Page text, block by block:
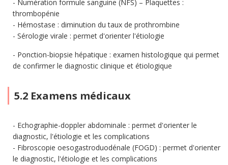
Numération formule sanguine (NFS) – Plaquettes :
thrombopénie
Hémostase : diminution du taux de prothrombine
Sérologie virale : permet d'orienter l'étiologie
Ponction-biopsie hépatique : examen histologique qui permet
de confirmer le diagnostic clinique et étiologique
5.2 Examens médicaux
Echographie-doppler abdominale : permet d'orienter le
diagnostic, l'étiologie et les complications
Fibroscopie oesogastroduodénale (FOGD) : permet d'orienter
le diagnostic, l'étiologie et les complications